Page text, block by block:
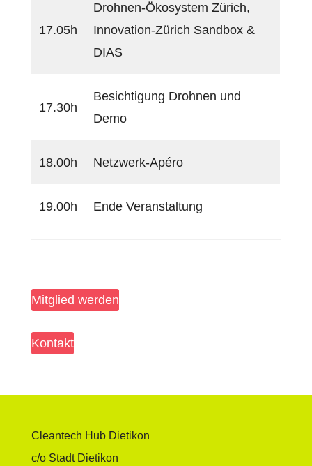
17.05h
Drohnen-Ökosystem Zürich,
Innovation-Zürich Sandbox &
DIAS
17.30h
Besichtigung Drohnen und
Demo
18.00h Netzwerk-Apéro
19.00h Ende Veranstaltung
Mitglied werden
Kontakt
Cleantech Hub Dietikon
c/o Stadt Dietikon